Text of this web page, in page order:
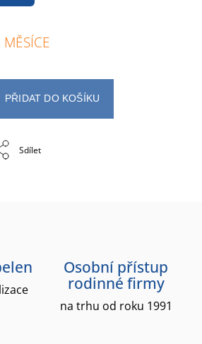
PŘIDAT DO KOŠÍKU
Sdílet
Osobní přístup
rodinné firmy
na trhu od roku 1991